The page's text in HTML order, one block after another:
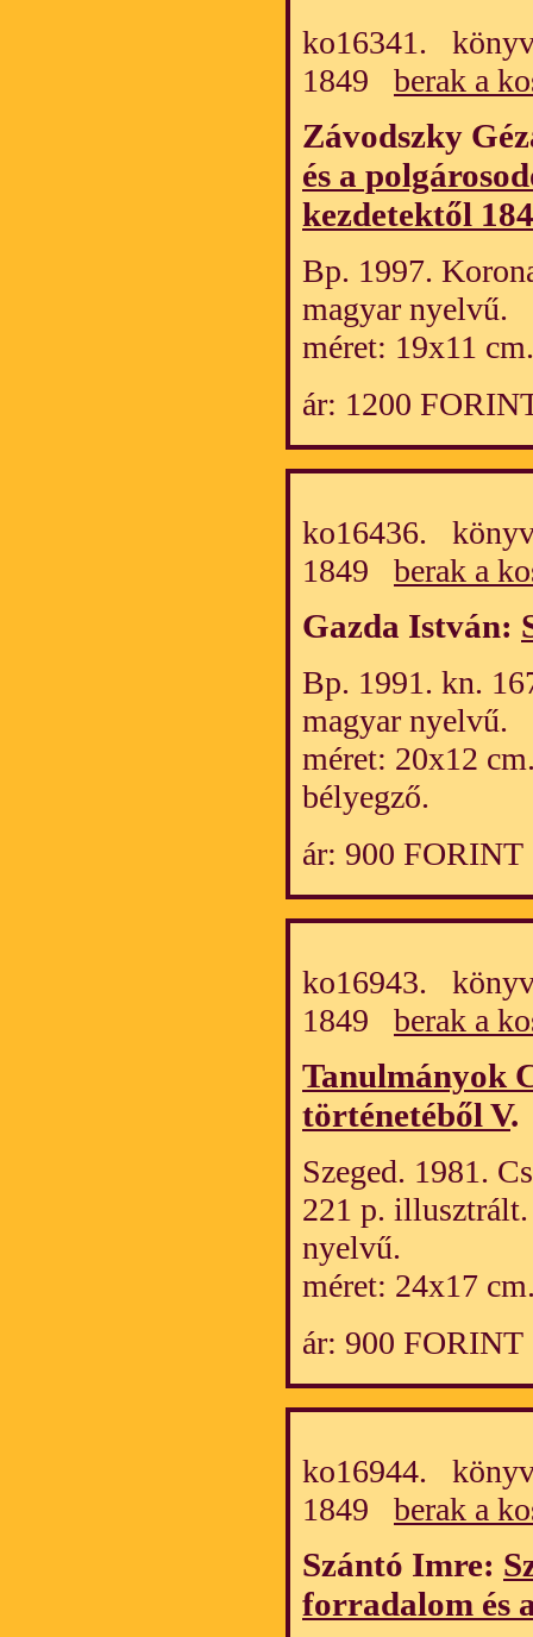
ko16341.
1849 berak a
Závodszky
és a
kezdetektől
Bp. 1997.
magyar nyelvű.
méret: 19x11 cm.
ár: 1200
ko16436.
1849 berak a
Gazda István:
Bp. 1991. kn.
magyar nyelvű.
méret: 20x12
bélyegző.
ár: 900 FORINT
ko16943.
1849 berak a
Tanulmányok
történetéből V.
Szeged. 1981.
221 p.
nyelvű.
méret: 24x17
ár: 900 FORINT
ko16944.
1849 berak a
Szántó Imre:
forradalom és